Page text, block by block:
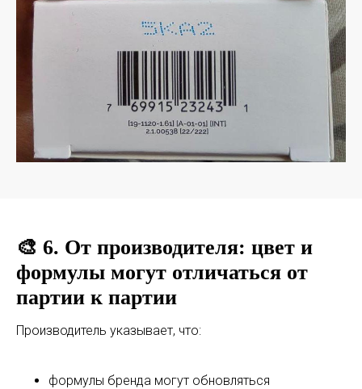
🎨 6. От производителя: цвет и
формулы могут отличаться от
партии к партии
Производитель указывает, что:
формулы бренда могут обновляться